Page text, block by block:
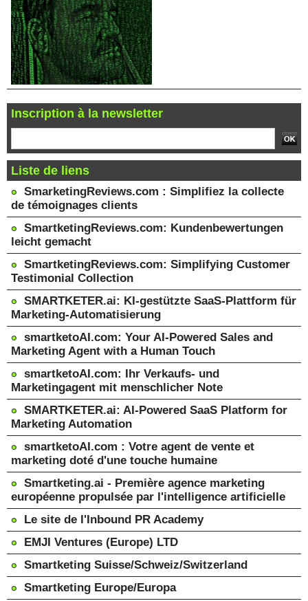
Inscription à la newsletter
Liste de liens
SmarketingReviews.com : Simplifiez la collecte
de témoignages clients
SmartketingReviews.com: Kundenbewertungen
leicht gemacht
SmartketingReviews.com: Simplifying Customer
Testimonial Collection
SMARTKETER.ai: KI-gestützte SaaS-Plattform für
Marketing-Automatisierung
smartketoAI.com: Your AI-Powered Sales and
Marketing Agent with a Human Touch
smartketoAI.com: Ihr Verkaufs- und
Marketingagent mit menschlicher Note
SMARTKETER.ai: AI-Powered SaaS Platform for
Marketing Automation
smartketoAI.com : Votre agent de vente et
marketing doté d'une touche humaine
Smartketing.ai - Première agence marketing
européenne propulsée par l'intelligence artificielle
Le site de l'Inbound PR Academy
EMJI Ventures (Europe) LTD
Smartketing Suisse/Schweiz/Switzerland
Smartketing Europe/Europa